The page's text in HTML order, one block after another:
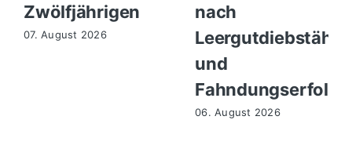
Zwölfjährigen
07. August 2026
nach
und
Fahndungserfolg
06. August 2026